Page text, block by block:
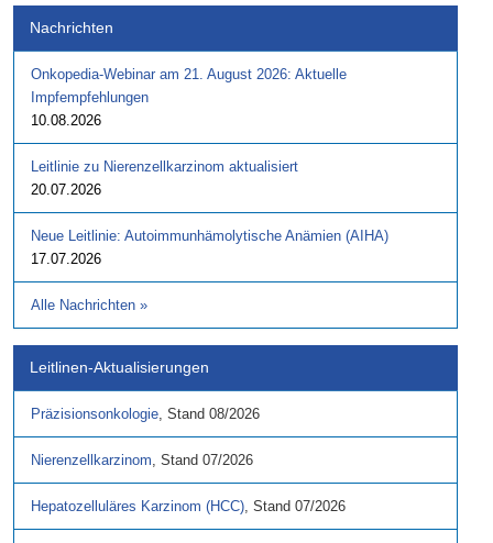
Nachrichten
Onkopedia-Webinar am 21. August 2026: Aktuelle
Impfempfehlungen
10.08.2026
Leitlinie zu Nierenzellkarzinom aktualisiert
20.07.2026
Neue Leitlinie: Autoimmunhämolytische Anämien (AIHA)
17.07.2026
Alle Nachrichten »
Leitlinen-Aktualisierungen
Präzisionsonkologie, Stand 08/2026
Nierenzellkarzinom, Stand 07/2026
Hepatozelluläres Karzinom (HCC), Stand 07/2026